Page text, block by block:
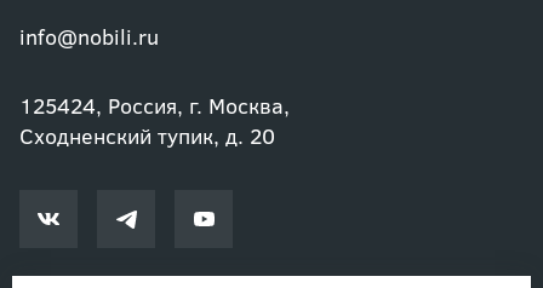
info@nobili.ru
125424, Россия, г. Москва,
Сходненский тупик, д. 20